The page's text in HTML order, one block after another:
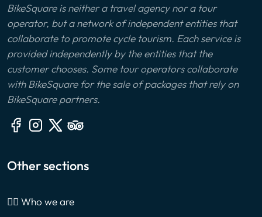
BikeSquare is neither a travel agency nor a tour
operator, but a network of independent entities that
collaborate to promote cycle tourism. Each service is
provided independently by the entities that the
customer chooses. Some tour operators collaborate
with BikeSquare for the sale of packages that rely on
BikeSquare partners.
Other sections
🙎‍♂️ Who we are